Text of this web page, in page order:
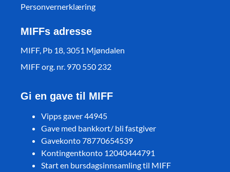
Personvernerklæring
MIFFs adresse
MIFF, Pb 18, 3051 Mjøndalen
MIFF org. nr. 970 550 232
Gi en gave til MIFF
Vipps gaver 44945
Gave med bankkort/ bli fastgiver
Gavekonto 78770654539
Kontingentkonto 12040444791
Start en bursdagsinnsamling til MIFF